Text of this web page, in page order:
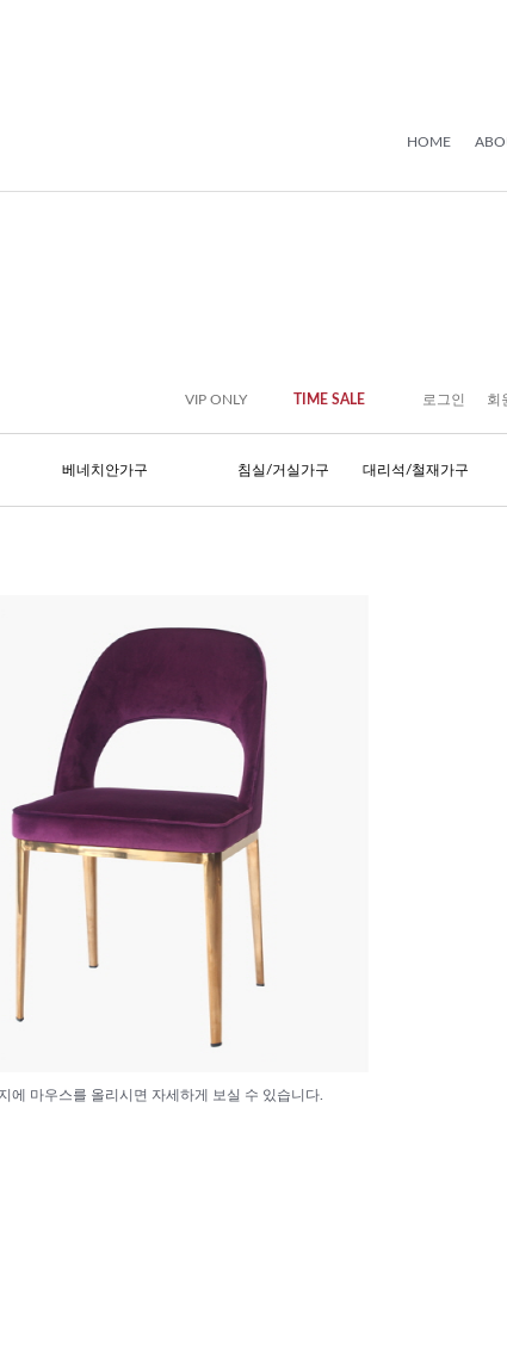
HOME
VIP ONLY TIME SALE 로그인 회
베네치안가구 침실/거실가구 대리석/철재가구
에 마우스를 올리시면 자세하게 보실 수 있습니다.